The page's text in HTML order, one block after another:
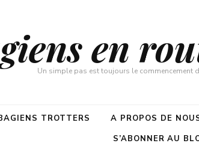
en
Un simple pas est toujours le commencement
TROTTERS A PROPOS DE
S’ABONNER AU